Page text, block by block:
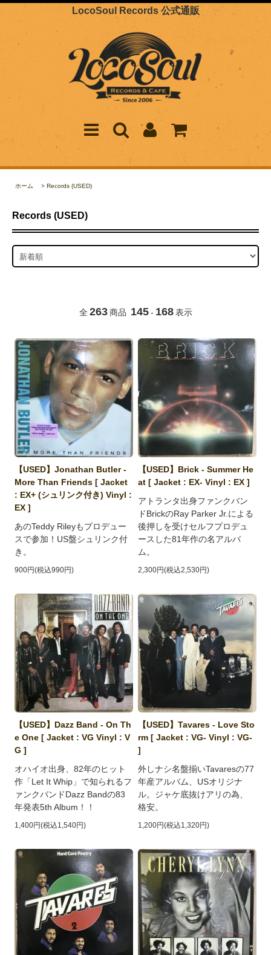
LocoSoul Records 公式通販
ホーム > Records (USED)
Records (USED)
全 263 商品 145 - 168 表示
【USED】Jonathan Butler -
More Than Friends [ Jacket
: EX+ (シュリンク付き) Vinyl :
EX ]
あのTeddy Rileyもプロデュー
スで参加！US盤シュリンク付
き。
900円(税込990円)
【USED】Brick - Summer He
at [ Jacket : EX- Vinyl : EX ]
アトランタ出身ファンクバン
ドBrickのRay Parker Jr.による
後押しを受けセルフプロデュ
ースした81年作の名アルバ
ム。
2,300円(税込2,530円)
【USED】Dazz Band - On Th
e One [ Jacket : VG Vinyl : V
G ]
オハイオ出身、82年のヒット
作「Let It Whip」で知られるフ
ァンクバンドDazz Bandの83
年発表5th Album！！
1,400円(税込1,540円)
【USED】Tavares - Love Sto
rm [ Jacket : VG- Vinyl : VG-
]
外しナシ名盤揃いTavaresの77
年産アルバム、USオリジナ
ル。ジャケ底抜けアリの為、
格安。
1,200円(税込1,320円)